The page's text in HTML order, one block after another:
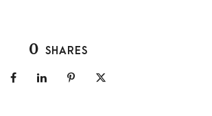
0 SHARES